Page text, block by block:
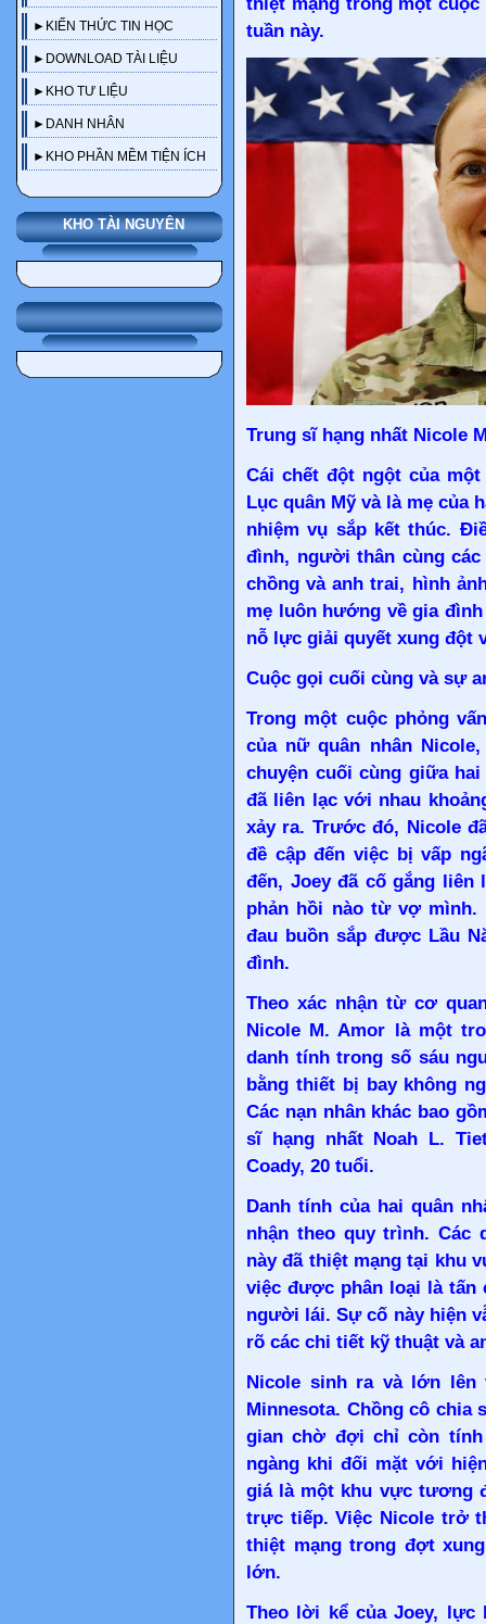
►KIẾN THỨC TIN HỌC
►DOWNLOAD TÀI LIỆU
►KHO TƯ LIỆU
►DANH NHÂN
►KHO PHẦN MỀM TIỆN ÍCH
KHO TÀI NGUYÊN
tuần này.
Trung sĩ hạng nhất Nicole
Cái chết đột ngột của
Lục quân Mỹ và là mẹ
nhiệm vụ sắp kết thúc.
đình, người thân cùng
chồng và anh trai, hình
mẹ luôn hướng về gia
nỗ lực giải quyết xung đột
Cuộc gọi cuối cùng và sự
Trong một cuộc phỏng
của nữ quân nhân
chuyện cuối cùng giữa
đã liên lạc với nhau
xảy ra. Trước đó, Nicole
đề cập đến việc bị vấp
đến, Joey đã cố gắng
phản hồi nào từ vợ
đau buồn sắp được Lầu
đình.
Theo xác nhận từ cơ
Nicole M. Amor là một
danh tính trong số sáu
bằng thiết bị bay không
Các nạn nhân khác bao
sĩ hạng nhất Noah L.
Coady, 20 tuổi.
Danh tính của hai quân
nhận theo quy trình. Các
này đã thiệt mạng tại khu
việc được phân loại là tấn
người lái. Sự cố này hiện
rõ các chi tiết kỹ thuật và
Nicole sinh ra và lớn lên
Minnesota. Chồng cô
gian chờ đợi chỉ còn
ngàng khi đối mặt với
giá là một khu vực tương
trực tiếp. Việc Nicole trở
thiệt mạng trong đợt
lớn.
Theo lời kể của Joey,